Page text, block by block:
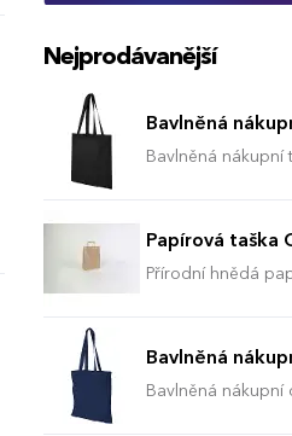
Nejprodávanější
Bavlněná
Bavlněná nákupní
Papírová taška
Přírodní hnědá
Bavlněná
Bavlněná nákupní